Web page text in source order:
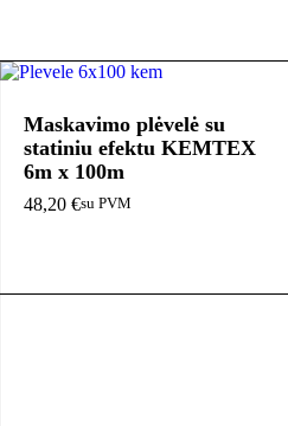
Maskavimo plėvelė su
statiniu efektu KEMTEX
6m x 100m
48,20 €su PVM